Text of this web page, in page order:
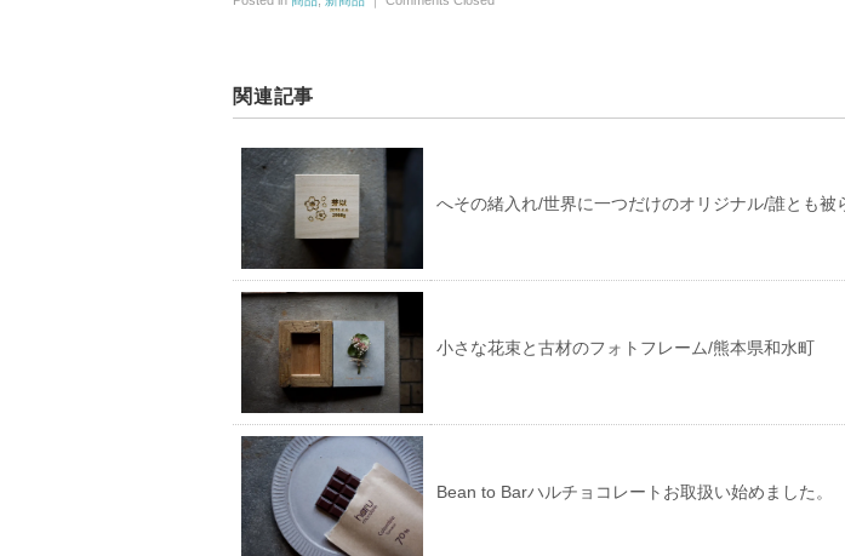
関連記事
へその緒入れ/世界に一つだけのオリジナル/誰とも被
小さな花束と古材のフォトフレーム/熊本県和水町
Bean to Barハルチョコレートお取扱い始めました。